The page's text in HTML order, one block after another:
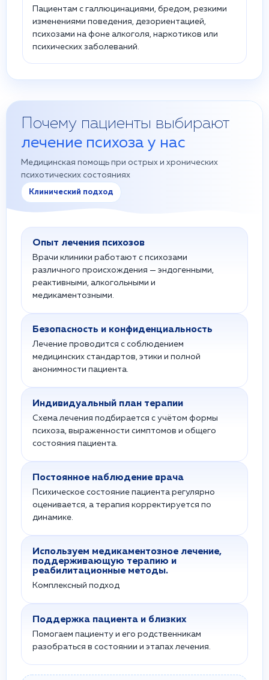
Пациентам с галлюцинациями, бредом, резкими
изменениями поведения, дезориентацией,
психозами на фоне алкоголя, наркотиков или
психических заболеваний.
Почему пациенты выбирают
лечение психоза у нас
Медицинская помощь при острых и хронических
психотических состояниях
Клинический подход
Опыт лечения психозов
Врачи клиники работают с психозами
различного происхождения — эндогенными,
реактивными, алкогольными и
медикаментозными.
Безопасность и конфиденциальность
Лечение проводится с соблюдением
медицинских стандартов, этики и полной
анонимности пациента.
Индивидуальный план терапии
Схема лечения подбирается с учётом формы
психоза, выраженности симптомов и общего
состояния пациента.
Постоянное наблюдение врача
Психическое состояние пациента регулярно
оценивается, а терапия корректируется по
динамике.
Используем медикаментозное лечение,
поддерживающую терапию и
реабилитационные методы.
Комплексный подход
Поддержка пациента и близких
Помогаем пациенту и его родственникам
разобраться в состоянии и этапах лечения.